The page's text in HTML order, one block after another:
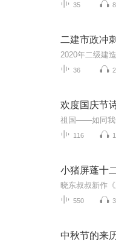
35
二建市政冲
36
欢度国庆节
116
550
中秋节的来